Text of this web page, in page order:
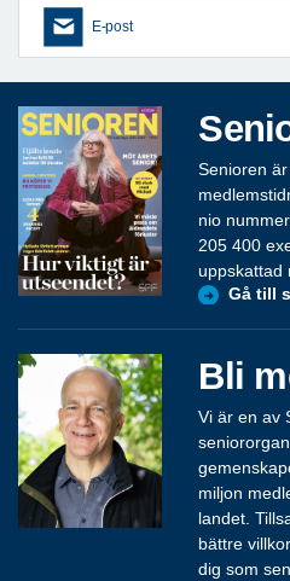
E-post
Senioren
nio
205 400
uppskattad
Gå till
Bli
Vi är en av
miljon
landet.
bättre
dig som